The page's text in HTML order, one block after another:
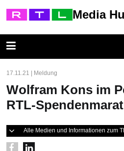
Media
17.11.21 | Meldung
Wolfram Kons im
RTL-
Alle Medien und Informationen zum